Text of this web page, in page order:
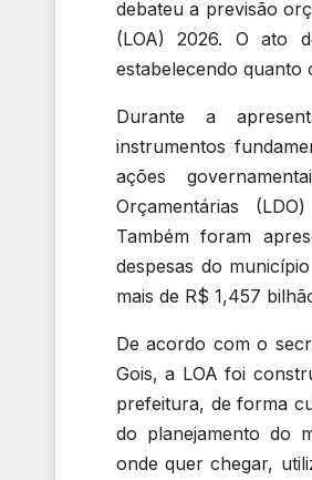
debateu a previsão
(LOA) 2026. O ato
estabelecendo quanto
Durante a
instrumentos
ações
Orçamentárias
Também foram
despesas do
mais de R$ 1,457
De acordo com o
Gois, a LOA foi
prefeitura, de forma
do planejamento do
onde quer chegar,